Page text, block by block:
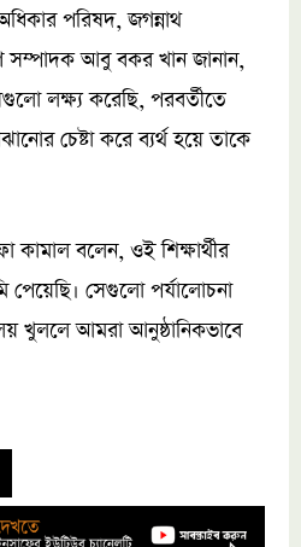
পরিষদ, জগন্নাথ
সম্পাদক আবু বকর খান জানান,
লক্ষ্য করেছি, পরবর্তীতে
চেষ্টা করে ব্যর্থ হয়ে তাকে
কামাল বলেন, ওই শিক্ষার্থীর
পেয়েছি। সেগুলো পর্যালোচনা
খুললে আমরা আনুষ্ঠানিকভাবে